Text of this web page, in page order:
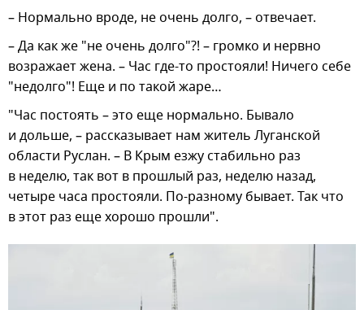
– Нормально вроде, не очень долго, – отвечает.
– Да как же "не очень долго"?! – громко и нервно
возражает жена. – Час где-то простояли! Ничего себе
"недолго"! Еще и по такой жаре…
"Час постоять – это еще нормально. Бывало
и дольше, – рассказывает нам житель Луганской
области Руслан. – В Крым езжу стабильно раз
в неделю, так вот в прошлый раз, неделю назад,
четыре часа простояли. По-разному бывает. Так что
в этот раз еще хорошо прошли".